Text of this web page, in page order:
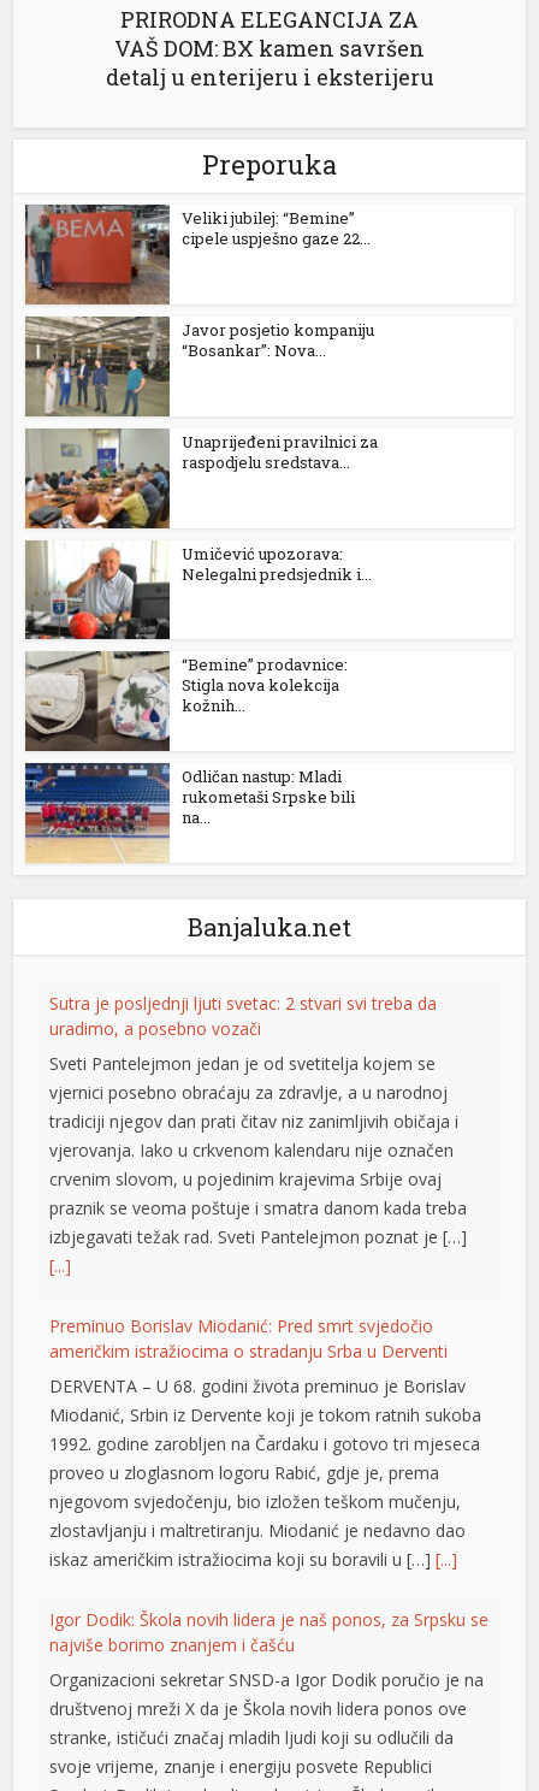
PRIRODNA ELEGANCIJA ZA
VAŠ DOM: BX kamen savršen
detalj u enterijeru i eksterijeru
Preporuka
Veliki jubilej: “Bemine”
cipele uspješno gaze 22...
Javor posjetio kompaniju
“Bosankar”: Nova...
Unaprijeđeni pravilnici za
raspodjelu sredstava...
Umičević upozorava:
Nelegalni predsjednik i...
“Bemine” prodavnice:
Stigla nova kolekcija
kožnih...
Odličan nastup: Mladi
rukometaši Srpske bili
na...
Banjaluka.net
Sutra je posljednji ljuti svetac: 2 stvari svi treba da
uradimo, a posebno vozači
Sveti Pantelejmon jedan je od svetitelja kojem se
vjernici posebno obraćaju za zdravlje, a u narodnoj
tradiciji njegov dan prati čitav niz zanimljivih običaja i
vjerovanja. Iako u crkvenom kalendaru nije označen
crvenim slovom, u pojedinim krajevima Srbije ovaj
praznik se veoma poštuje i smatra danom kada treba
izbjegavati težak rad. Sveti Pantelejmon poznat je […]
[...]
Preminuo Borislav Miodanić: Pred smrt svjedočio
američkim istražiocima o stradanju Srba u Derventi
DERVENTA – U 68. godini života preminuo je Borislav
Miodanić, Srbin iz Dervente koji je tokom ratnih sukoba
1992. godine zarobljen na Čardaku i gotovo tri mjeseca
proveo u zloglasnom logoru Rabić, gdje je, prema
njegovom svjedočenju, bio izložen teškom mučenju,
zlostavljanju i maltretiranju. Miodanić je nedavno dao
iskaz američkim istražiocima koji su boravili u […][...]
Igor Dodik: Škola novih lidera je naš ponos, za Srpsku se
najviše borimo znanjem i čašću
Organizacioni sekretar SNSD-a Igor Dodik poručio je na
društvenoj mreži X da je Škola novih lidera ponos ove
stranke, ističući značaj mladih ljudi koji su odlučili da
svoje vrijeme, znanje i energiju posvete Republici